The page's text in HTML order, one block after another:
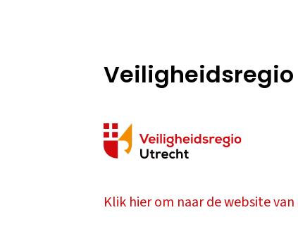
Klik hier om naar de website